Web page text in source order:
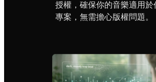
授權，確保你的音樂適用於
專案，無需擔心版權問題。